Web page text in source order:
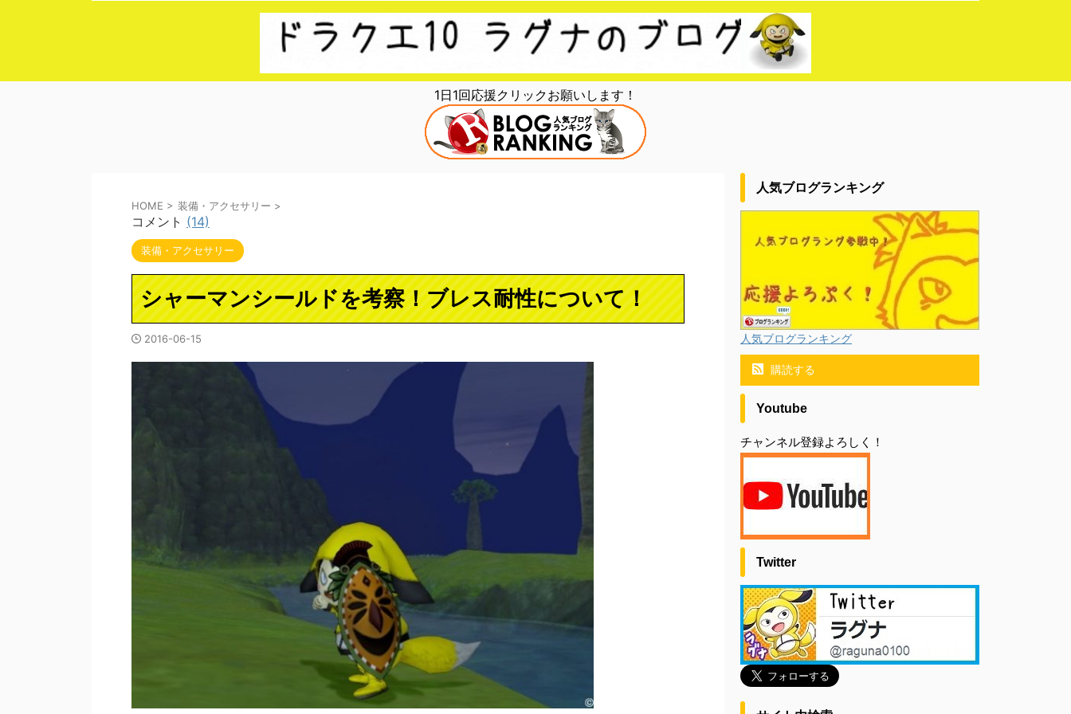
1日1回応援クリックお願いします！
HOME > 装備・アクセサリー >
コメント (14)
装備・アクセサリー
シャーマンシールドを考察！ブレス耐性について！
2016-06-15
人気ブログランキング
人気ブログランキング
購読する
Youtube
チャンネル登録よろしく！
Twitter